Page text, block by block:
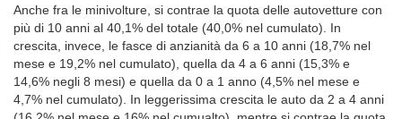
Anche fra le minivolture, si contrae la quota delle autovetture con
più di 10 anni al 40,1% del totale (40,0% nel cumulato). In
crescita, invece, le fasce di anzianità da 6 a 10 anni (18,7% nel
mese e 19,2% nel cumulato), quella da 4 a 6 anni (15,3% e
14,6% negli 8 mesi) e quella da 0 a 1 anno (4,5% nel mese e
4,7% nel cumulato). In leggerissima crescita le auto da 2 a 4 anni